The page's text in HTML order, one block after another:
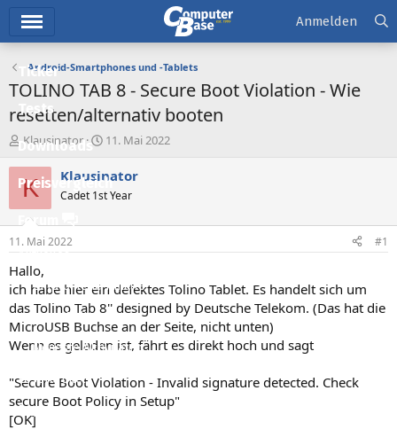
Ticker
Tests
Downloads
Preisvergleich
Forum
Aktuelles
Empfohlene Inhalte
Neue Beiträge
Neueste Aktivitäten
Leserartikel
Regeln
Anmelden
Android-Smartphones und -Tablets
TOLINO TAB 8 - Secure Boot Violation - Wie
resetten/alternativ booten
E
r
s
t
e
r
Klausinator
E
s
e
t
11. Mai 2022
K Klausinator
Cadet 1st Year
11. Mai 2022 #1
Hallo,
ich habe hier ein defektes Tolino Tablet. Es handelt sich um
das Tolino Tab 8'' designed by Deutsche Telekom. (Das hat die
MicroUSB Buchse an der Seite, nicht unten)
Wenn es geladen ist, fährt es direkt hoch und sagt
"Secure Boot Violation - Invalid signature detected. Check
secure Boot Policy in Setup"
[OK]